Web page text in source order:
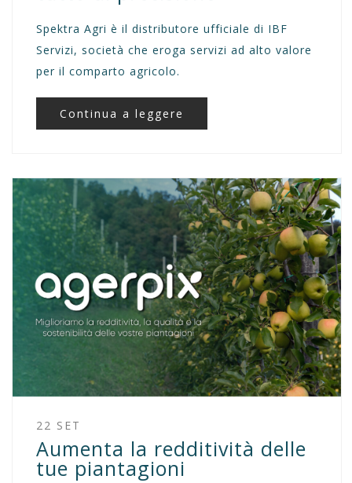
Spektra Agri è il distributore ufficiale di IBF
Servizi, società che eroga servizi ad alto valore
per il comparto agricolo.
Continua a leggere
22 SET
Aumenta la redditività delle
tue piantagioni